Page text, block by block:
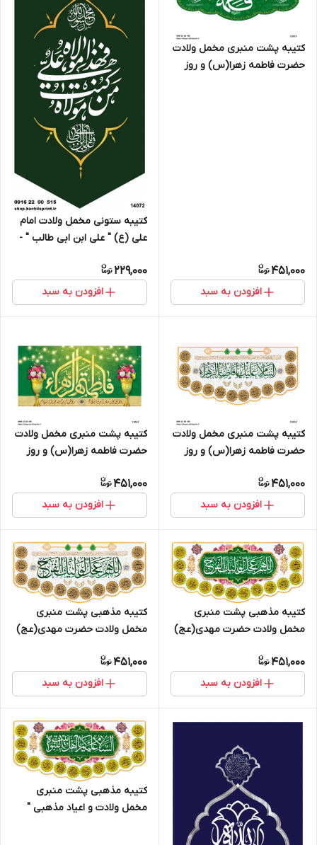
کتیبه پشت منبری مخمل ولادت
حضرت فاطمه زهرا(س) و روز
451,000
افزودن به سبد
کتیبه ستونی مخمل ولادت امام
علی (ع) " علی ابن ابی طالب " -
229,000
افزودن به سبد
کتیبه پشت منبری مخمل ولادت
حضرت فاطمه زهرا(س) و روز
451,000
افزودن به سبد
کتیبه پشت منبری مخمل ولادت
حضرت فاطمه زهرا(س) و روز
451,000
افزودن به سبد
کتیبه مذهبی پشت منبری
مخمل ولادت حضرت مهدی(عج)
14033
451,000
افزودن به سبد
کتیبه مذهبی پشت منبری
مخمل ولادت حضرت مهدی(عج)
14039
451,000
افزودن به سبد
کتیبه مذهبی پشت منبری
مخمل ولادت و اعیاد مذهبی "